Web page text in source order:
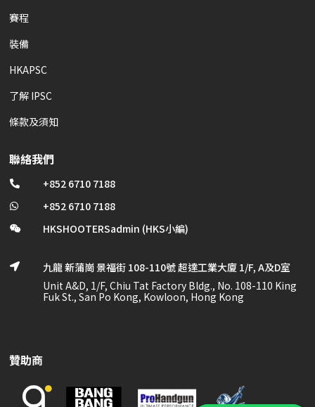
賽程
裝備
HKAPSC
了解 IPSC
條款及須知
聯絡我們
 +852 6710 7188
 +852 6710 7188
 HKSHOOTERSadmin (HKS小編)

九龍 新蒲崗 景福街 108-110號 超達工業大廈 1/F, A及D室
Unit A&D, 1/F, Chiu Tat Factory Bldg., No. 108-110 King
Fuk St., San Po Kong, Kowloon, Hong Kong
贊助商